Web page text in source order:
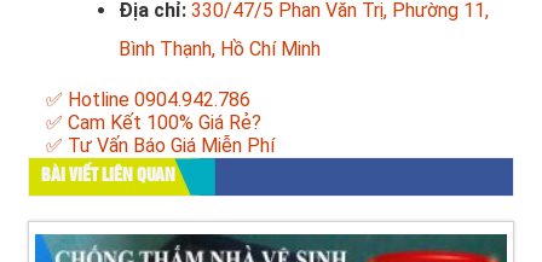
Địa chỉ: 330/47/5 Phan Văn Trị, Phường 11,
Bình Thạnh, Hồ Chí Minh
✅ Hotline 0904.942.786
✅ Cam Kết 100% Giá Rẻ?
✅ Tư Vấn Báo Giá Miễn Phí
BÀI VIẾT LIÊN QUAN